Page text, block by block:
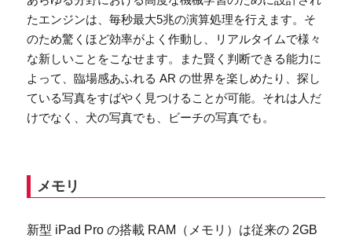
たエンジンは、毎秒最大5兆の演算処理を行えます。そ
のため驚くほど効率がよく作動し、リアルタイムで様々
な新しいことをこなせます。また賢く判断できる能力に
よって、臨場感あふれる AR の世界を楽しめたり、探し
ている写真をすばやく見つけることが可能。それは人だ
けでなく、犬の写真でも、ビーチの写真でも。
メモリ
新型 iPad Pro の搭載 RAM（メモリ）は従来の 2GB